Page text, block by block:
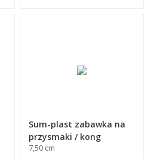
Sum-plast zabawka na
przysmaki / kong
7,50 cm